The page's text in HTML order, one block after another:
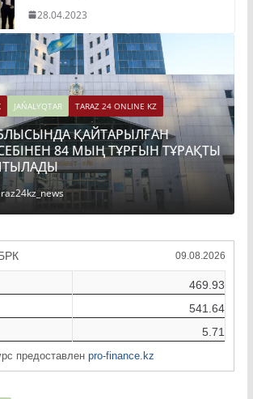
28.04.2023
JAŃALYQTAR TARAZ 24 ONLINE KZ
ҚАЙТАРЫЛҒАН
84 МЫҢ ТҰРҒЫН ТҰРАҚТЫ
09.08.2026
469.93
541.64
5.71
предоставлен pro-finance.kz